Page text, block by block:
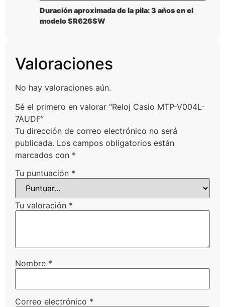
Duración aproximada de la pila: 3 años en el
modelo SR626SW
Valoraciones
No hay valoraciones aún.
Sé el primero en valorar “Reloj Casio MTP-V004L-
7AUDF”
Tu dirección de correo electrónico no será
publicada. Los campos obligatorios están
marcados con *
Tu puntuación *
Tu valoración *
Nombre *
Correo electrónico *